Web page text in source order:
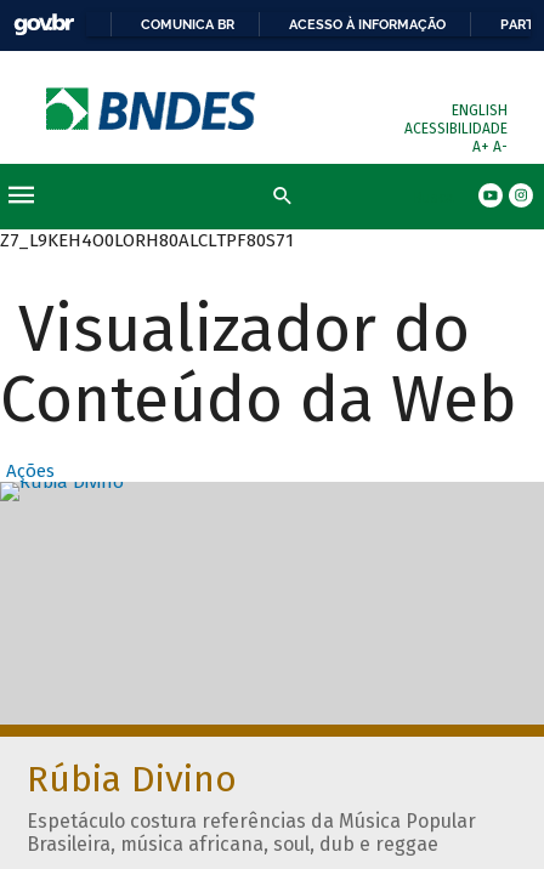
COMUNICA BR ACESSO À INFORMAÇÃO
ENGLISH
ACESSIBILIDADE
A+ A-
Z7_L9KEH4O0LORH80ALCLTPF80S71
Visualizador do
Conteúdo da Web
Ações
Destaques
Rúbia Divino
Espetáculo costura referências da Música Popular
Brasileira, música africana, soul, dub e reggae